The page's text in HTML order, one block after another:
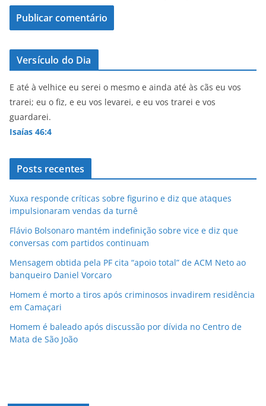
Versículo do Dia
E até à velhice eu serei o mesmo e ainda até às cãs eu vos
trarei; eu o fiz, e eu vos levarei, e eu vos trarei e vos
guardarei.
Isaías 46:4
Posts recentes
Xuxa responde críticas sobre figurino e diz que ataques
impulsionaram vendas da turnê
Flávio Bolsonaro mantém indefinição sobre vice e diz que
conversas com partidos continuam
Mensagem obtida pela PF cita “apoio total” de ACM Neto ao
banqueiro Daniel Vorcaro
Homem é morto a tiros após criminosos invadirem residência
em Camaçari
Homem é baleado após discussão por dívida no Centro de
Mata de São João